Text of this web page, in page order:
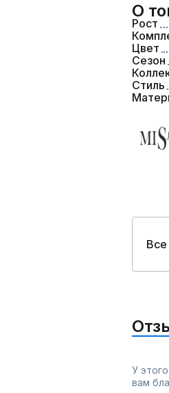
О
Рост
Цвет
Сезон
Стиль
Все
У
вам